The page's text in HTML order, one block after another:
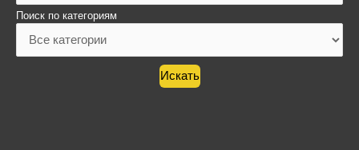
Поиск по категориям